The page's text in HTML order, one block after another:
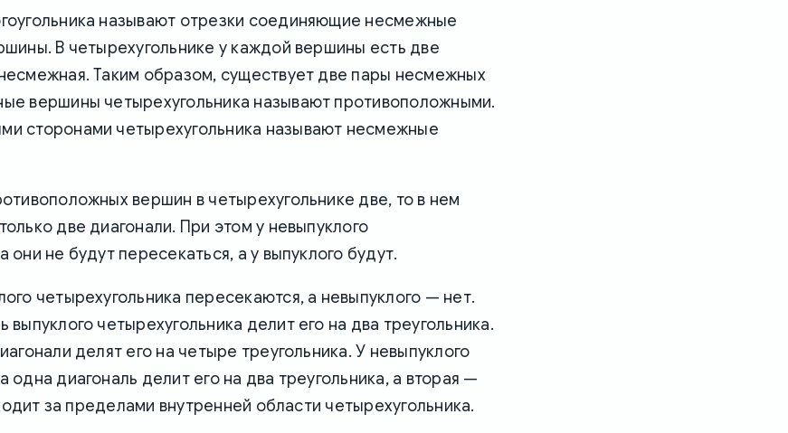
называют отрезки соединяющие несмежные
В четырехугольнике у каждой вершины есть две
Таким образом, существует две пары несмежных
вершины четырехугольника называют противоположными.
сторонами четырехугольника называют несмежные
вершин в четырехугольнике две, то в нем
две диагонали. При этом у невыпуклого
они не будут пересекаться, а у выпуклого будут.
четырехугольника пересекаются, а невыпуклого — нет.
выпуклого четырехугольника делит его на два треугольника.
делят его на четыре треугольника. У невыпуклого
одна диагональ делит его на два треугольника, а вторая —
за пределами внутренней области четырехугольника.